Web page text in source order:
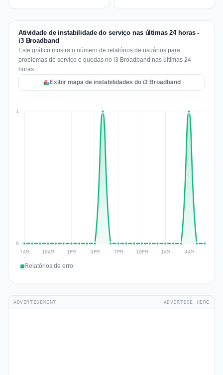
Atividade de instabilidade do serviço nas últimas 24 horas -
i3 Broadband
Este gráfico mostra o número de relatórios de usuários para
problemas de serviço e quedas no i3 Broadband nas últimas 24
horas.
Exibir mapa de instabilidades do i3 Broadband
Relatórios de erro
ADVERTISEMENT ADVERTISE HERE